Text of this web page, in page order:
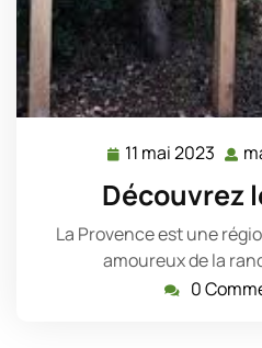
11 mai 2023 11
2023
Découvrez
La Provence est une
amoureux de la
0